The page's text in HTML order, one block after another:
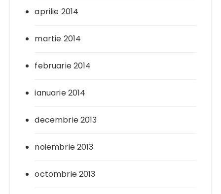
aprilie 2014
martie 2014
februarie 2014
ianuarie 2014
decembrie 2013
noiembrie 2013
octombrie 2013